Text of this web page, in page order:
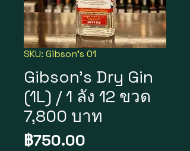
SKU: Gibson's 01
Gibson's Dry Gin
(1L) / 1 ลัง 12 ขวด
7,800 บาท
฿750.00